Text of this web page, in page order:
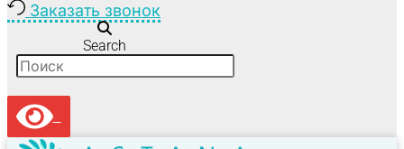
Заказать звонок
Search